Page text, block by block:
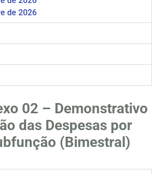
de 2026
02 – Demonstrativo
das Despesas por
(Bimestral)